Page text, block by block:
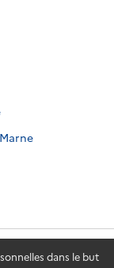
dans le but